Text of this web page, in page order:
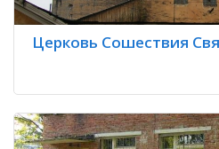
Церковь Сошествия